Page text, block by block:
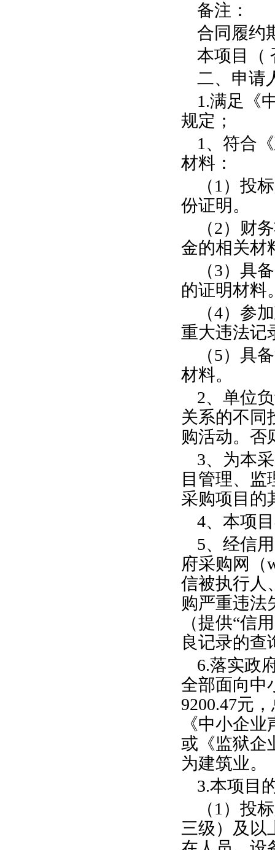
备注：
合同履约
本项目（
二、申请
1.满足《
规定；
1、符合
材料：
（1）投
份证明。
（2）财
金的相关材
（3）具
的证明材料
（4）参
重大违法记
（5）具
材料。
2、单位
关系的不同
购活动。否
3、为本
目管理、
采购项目的
4、本项
5、经信
府采购网（
信被执行人
购严重违法
（提供“信
良记录的查
6.落实政
全部面向中
9200.47元
《中小企
或《监狱企
为建筑业。
3.本项目
（1）投
三级）及以